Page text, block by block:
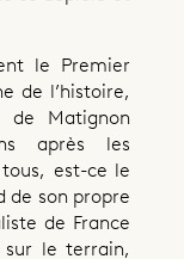
le Premier
de l’histoire,
de Matignon
après les
est-ce le
de son propre
de France
sur le terrain,